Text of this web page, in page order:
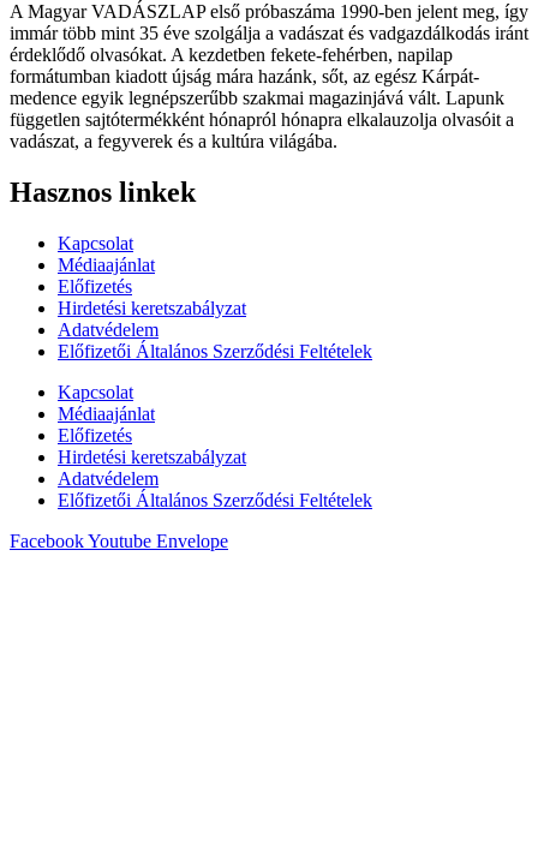
A Magyar VADÁSZLAP első próbaszáma 1990-ben jelent meg, így
immár több mint 35 éve szolgálja a vadászat és vadgazdálkodás iránt
érdeklődő olvasókat. A kezdetben fekete-fehérben, napilap
formátumban kiadott újság mára hazánk, sőt, az egész Kárpát-
medence egyik legnépszerűbb szakmai magazinjává vált. Lapunk
független sajtótermékként hónapról hónapra elkalauzolja olvasóit a
vadászat, a fegyverek és a kultúra világába.
Hasznos linkek
Kapcsolat
Médiaajánlat
Előfizetés
Hirdetési keretszabályzat
Adatvédelem
Előfizetői Általános Szerződési Feltételek
Kapcsolat
Médiaajánlat
Előfizetés
Hirdetési keretszabályzat
Adatvédelem
Előfizetői Általános Szerződési Feltételek
FacebookYoutube Envelope